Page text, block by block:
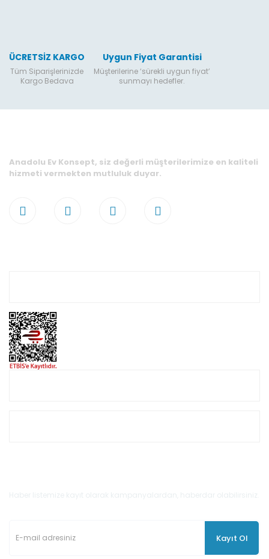
ÜCRETSİZ KARGO
Tüm Siparişlerinizde
Kargo Bedava
Uygun Fiyat Garantisi
Müşterilerine ‘sürekli uygun fiyat’
sunmayı hedefler.
Anadolu Ev Konsept, siz değerli müşterilerimize en kaliteli
hizmeti vermekten mutluluk duyar.
Kayıt Ol